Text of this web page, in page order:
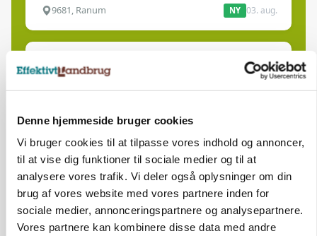
Denne hjemmeside bruger cookies
Vi bruger cookies til at tilpasse vores indhold og annoncer,
til at vise dig funktioner til sociale medier og til at
analysere vores trafik. Vi deler også oplysninger om din
brug af vores website med vores partnere inden for
sociale medier, annonceringspartnere og analysepartnere.
Vores partnere kan kombinere disse data med andre
9681, Ranum NY 03. aug.
Kalvepasser til ejendom i udvikling søges
Klimastald